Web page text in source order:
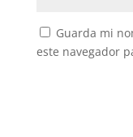
Guarda mi
este navegador